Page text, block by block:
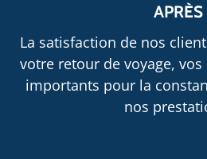
APRÈS
La satisfaction de nos
votre retour de voyage,
importants pour la
nos